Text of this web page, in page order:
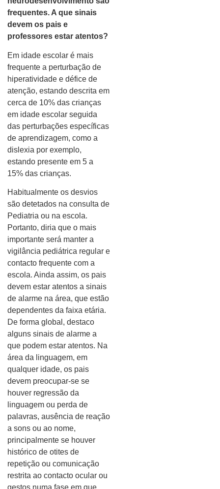
frequentes. A que sinais
devem os pais e
professores estar atentos?
Em idade escolar é mais
frequente a perturbação de
hiperatividade e défice de
atenção, estando descrita em
cerca de 10% das crianças
em idade escolar seguida
das perturbações específicas
de aprendizagem, como a
dislexia por exemplo,
estando presente em 5 a
15% das crianças.
Habitualmente os desvios
são detetados na consulta de
Pediatria ou na escola.
Portanto, diria que o mais
importante será manter a
vigilância pediátrica regular e
contacto frequente com a
escola. Ainda assim, os pais
devem estar atentos a sinais
de alarme na área, que estão
dependentes da faixa etária.
De forma global, destaco
alguns sinais de alarme a
que podem estar atentos. Na
área da linguagem, em
qualquer idade, os pais
devem preocupar-se se
houver regressão da
linguagem ou perda de
palavras, ausência de reação
a sons ou ao nome,
principalmente se houver
histórico de otites de
repetição ou comunicação
restrita ao contacto ocular ou
gestos numa fase em que